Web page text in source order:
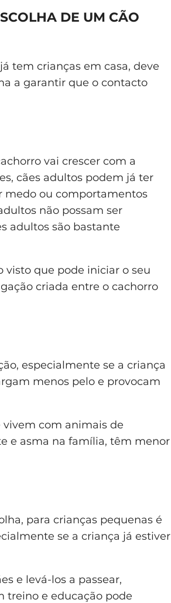
DE UM CÃO
tem crianças em casa, deve
a garantir que o contacto
vai crescer com a
cães adultos podem já ter
medo ou comportamentos
não possam ser
adultos são bastante
visto que pode iniciar o seu
criada entre o cachorro
especialmente se a criança
menos pelo e provocam
vivem com animais de
e asma na família, têm menor
para crianças pequenas é
se a criança já estiver
e levá-los a passear,
treino e educação pode